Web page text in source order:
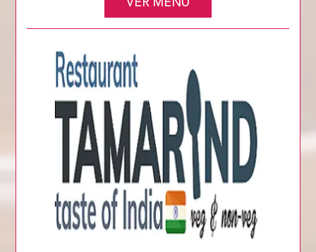
VER MENÚ